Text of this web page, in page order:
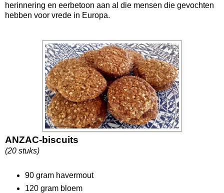
herinnering en eerbetoon aan al die mensen die gevochten
hebben voor vrede in Europa.
ANZAC-biscuits
(20 stuks)
90 gram havermout
120 gram bloem